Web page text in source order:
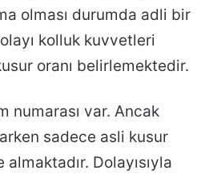
olması durumda adli bir
kolluk kuvvetleri
oranı belirlemektedir.
numarası var. Ancak
sadece asli kusur
Dolayısıyla